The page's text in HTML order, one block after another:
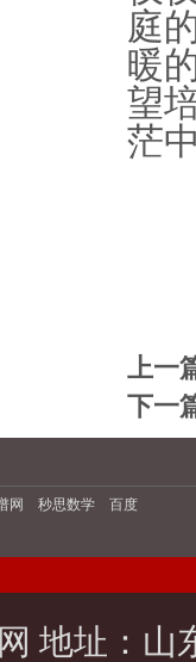
庭
暖
望
茫
上一
下一
网 秒思数学 百度
地址：山